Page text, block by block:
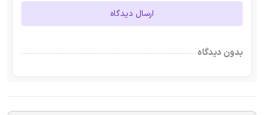
ارسال دیدگاه
بدون دیدگاه